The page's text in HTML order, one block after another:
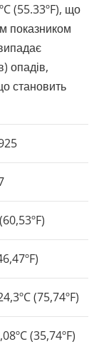
(55.33ºF), що
показником
опадів,
становить
(75,74ºF)
(35,74ºF)